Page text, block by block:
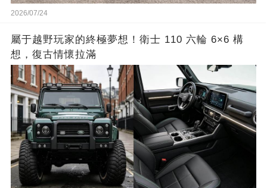
2026/07/24
屬于越野玩家的終極夢想！衛士 110 六輪 6×6 構
想，復古情懷拉滿